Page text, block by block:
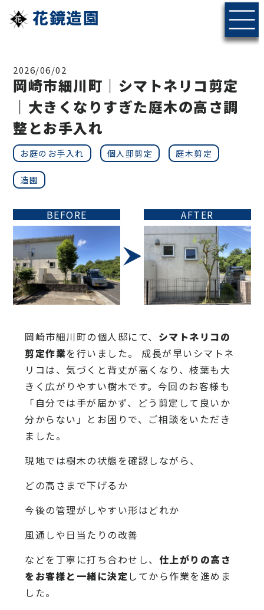
花鏡造園
2026/06/02
岡崎市細川町｜シマトネリコ剪定
｜大きくなりすぎた庭木の高さ調
整とお手入れ
お庭のお手入れ 個人邸剪定 庭木剪定
造園
BEFORE AFTER
岡崎市細川町の個人邸にて、 シマトネリコの
剪定作業を行いました。 成長が早いシマトネ
リコは、気づくと背丈が高くなり、枝葉も大
きく広がりやすい樹木です。今回のお客様も
「自分では手が届かず、どう剪定して良いか
分からない」とお困りで、ご相談をいただき
ました。
現地では樹木の状態を確認しながら、
どの高さまで下げるか
今後の管理がしやすい形はどれか
風通しや日当たりの改善
などを丁寧に打ち合わせし、 仕上がりの高さ
をお客様と一緒に決定してから作業を進めま
した。